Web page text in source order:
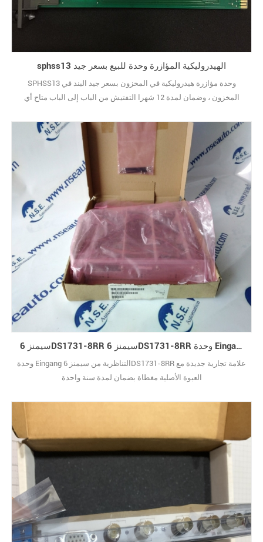
sphss13 الهيدروليكية المؤازرة وحدة للبيع بسعر جيد
SPHSS13 وحدة مؤازرة هيدروليكية في المخزون بسعر جيد البند في
المخزون ، وضمان لمدة 12 شهرا التفتيش من الباب إلى الباب متاح أي
سيمنز 6DS1731-8RR سيمنز 6DS1731-8RR وحدة Eingang التناظرية
وحدة Eingang التناظرية من سيمنز 6DS1731-8RR علامة تجارية جديدة مع
العبوة الأصلية مغطاة بضمان لمدة سنة واحدة